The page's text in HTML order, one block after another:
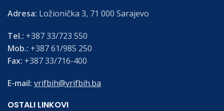
Adresa: Ložionička 3, 71 000 Sarajevo
Tel.: +387 33/723 550
Mob.: +387 61/985 250
Fax: +387 33/716-400
E-mail: vrifbih@vrifbih.ba
OSTALI LINKOVI